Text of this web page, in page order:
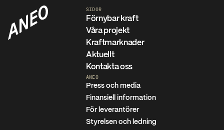
SIDOR
Förnybar kraft
Våra projekt
Kraftmarknader
Aktuellt
Kontakta oss
ANEO
Press och media
Finansiell information
För leverantörer
Styrelsen och ledning